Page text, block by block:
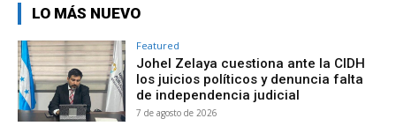
LO MÁS NUEVO
Featured
Johel Zelaya cuestiona ante la CIDH
los juicios políticos y denuncia falta
de independencia judicial
7 de agosto de 2026